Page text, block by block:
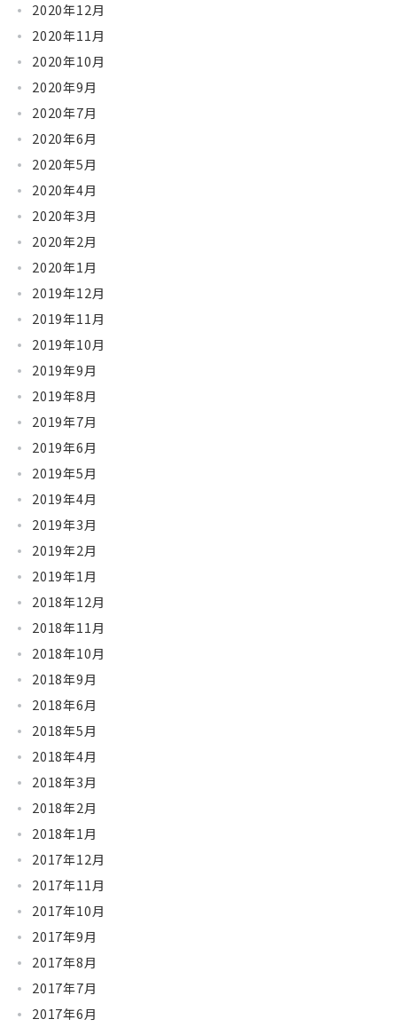
2020年12月
2020年11月
2020年10月
2020年9月
2020年7月
2020年6月
2020年5月
2020年4月
2020年3月
2020年2月
2020年1月
2019年12月
2019年11月
2019年10月
2019年9月
2019年8月
2019年7月
2019年6月
2019年5月
2019年4月
2019年3月
2019年2月
2019年1月
2018年12月
2018年11月
2018年10月
2018年9月
2018年6月
2018年5月
2018年4月
2018年3月
2018年2月
2018年1月
2017年12月
2017年11月
2017年10月
2017年9月
2017年8月
2017年7月
2017年6月